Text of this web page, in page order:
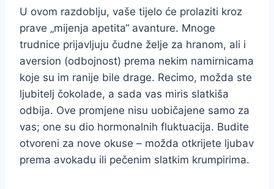
U ovom razdoblju, vaše tijelo će prolaziti kroz
prave „mijenja apetita“ avanture. Mnoge
trudnice prijavljuju čudne želje za hranom, ali i
aversion (odbojnost) prema nekim namirnicama
koje su im ranije bile drage. Recimo, možda ste
ljubitelj čokolade, a sada vas miris slatkiša
odbija. Ove promjene nisu uobičajene samo za
vas; one su dio hormonalnih fluktuacija. Budite
otvoreni za nove okuse – možda otkrijete ljubav
prema avokadu ili pečenim slatkim krumpirima.